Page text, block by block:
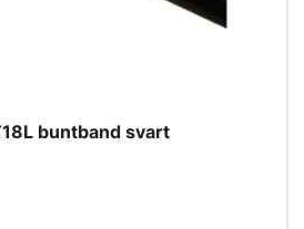
buntband svart